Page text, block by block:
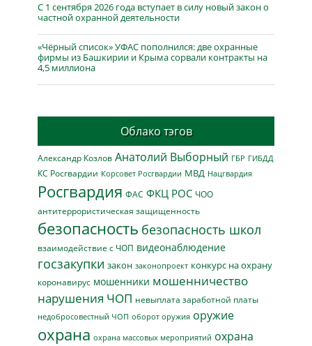
С 1 сентября 2026 года вступает в силу новый закон о
частной охранной деятельности
«Чёрный список» УФАС пополнился: две охранные
фирмы из Башкирии и Крыма сорвали контракты на
4,5 миллиона
Облако тэгов
Александр Козлов Анатолий Выборный ГБР ГИБДД
КС Росгвардии Корсовет Росгвардии МВД Нацгвардия
Росгвардия ФАС ФКЦ РОС ЧОО
антитеррористическая защищенность
безопасность безопасность школ
взаимодействие с ЧОП видеонаблюдение
госзакупки закон законопроект конкурс на охрану
коронавирус мошенники мошенничество
нарушения ЧОП невыплата заработной платы
недобросовестный ЧОП оборот оружия оружие
охрана охрана массовых мероприятий охрана